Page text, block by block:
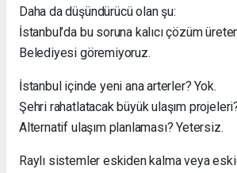
Daha da düşündürücü olan şu:
İstanbul’da bu soruna kalıcı çözüm
Belediyesi göremiyoruz.
İstanbul içinde yeni ana arterler? Yok.
Şehri rahatlatacak büyük ulaşım projeleri?
Alternatif ulaşım planlaması? Yetersiz.
Raylı sistemler eskiden kalma veya